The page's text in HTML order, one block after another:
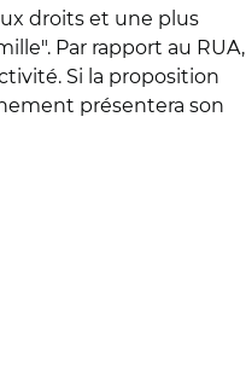
droits et une plus
Par rapport au RUA,
Si la proposition
présentera son